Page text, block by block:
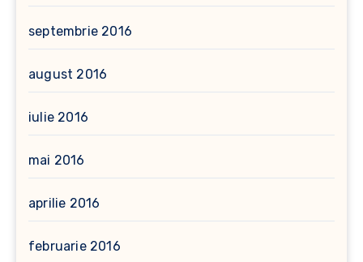
septembrie 2016
august 2016
iulie 2016
mai 2016
aprilie 2016
februarie 2016